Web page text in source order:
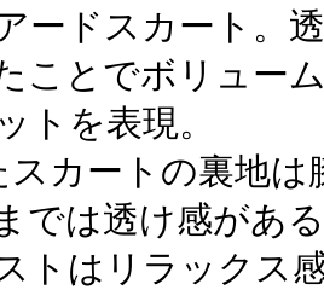
ードスカート。
ことでボリュー
トを表現。
スカートの裏地
では透け感があ
トはリラックス